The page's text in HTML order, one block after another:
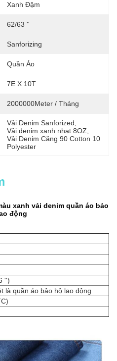
Xanh Đậm
62/63 ''
Sanforizing
Quần Áo
7E X 10T
2000000Meter / Tháng
Vải Denim Sanforized
Vải denim xanh nhạt 8OZ
Vải Denim Căng 90 Cotton 10
Polyester
xanh vải denim quần áo bảo
động
'')
là quần áo bảo hộ lao động